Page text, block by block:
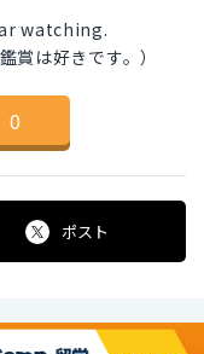
watching.
賞は好きです。）
0
ポスト